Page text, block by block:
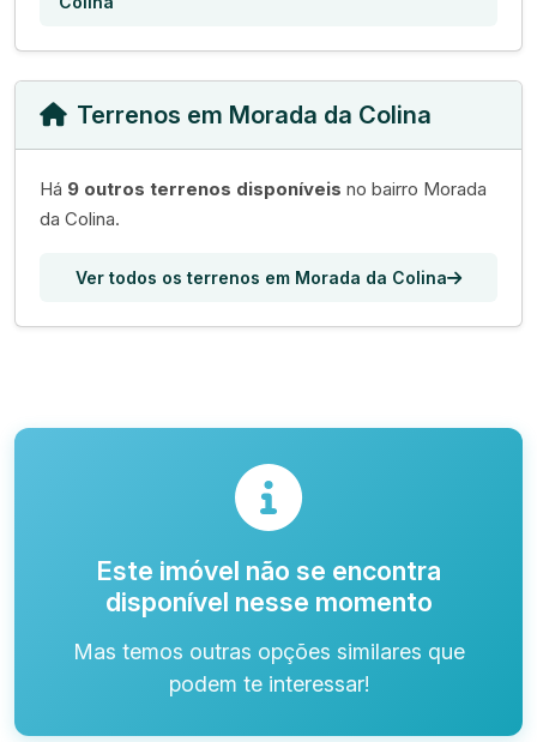
Terrenos em Morada da Colina
Há 9 outros terrenos disponíveis no bairro Morada
da Colina.
Ver todos os terrenos em Morada da Colina
Este imóvel não se encontra
disponível nesse momento
Mas temos outras opções similares que
podem te interessar!